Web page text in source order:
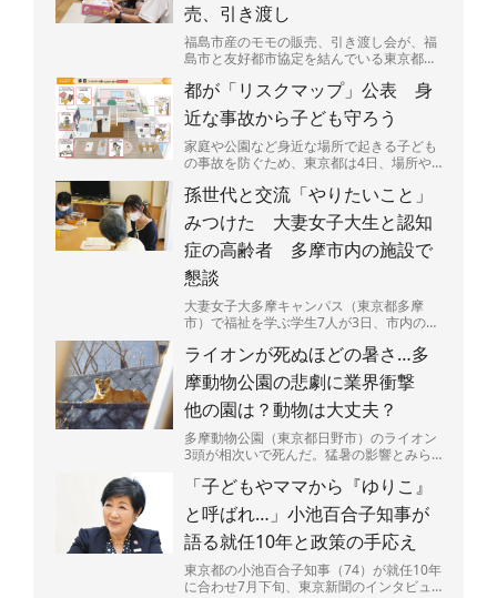
売、引き渡し
福島市産のモモの販売、引き渡し会が、福
島市と友好都市協定を結んでいる東京都荒
た箱を持ち帰っていた...
都が「リスクマップ」公表 身
近な事故から子ども守ろう
家庭や公園など身近な場所で起きる子ども
の事故を防ぐため、東京都は4日、場所や
ップ」を公表した。都...
孫世代と交流「やりたいこと」
みつけた 大妻女子大生と認知
症の高齢者 多摩市内の施設で
懇談
大妻女子大多摩キャンパス（東京都多摩
市）で福祉を学ぶ学生7人が3日、市内の認
流した。9月の「認知...
ライオンが死ぬほどの暑さ…多
摩動物公園の悲劇に業界衝撃
他の園は？動物は大丈夫？
多摩動物公園（東京都日野市）のライオン
3頭が相次いで死んだ。猛暑の影響とみら
方、他の動物や動物園は...
「子どもやママから『ゆりこ』
と呼ばれ…」小池百合子知事が
語る就任10年と政策の手応え
東京都の小池百合子知事（74）が就任10年
に合わせ7月下旬、東京新聞のインタビュ